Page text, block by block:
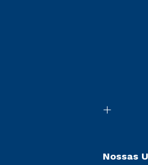
Nossas